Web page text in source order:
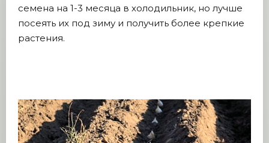
семена на 1-3 месяца в холодильник, но лучше
посеять их под зиму и получить более крепкие
растения.